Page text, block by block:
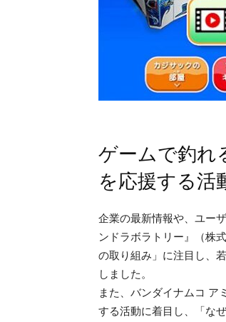
ゲームで釣れ
を応援する
企業の最新情報や、ユー
ンドラボラトリー』（株
の取り組み」に注目し、
しました。
また、バンダイナムコ ア
する活動に着目し、「な